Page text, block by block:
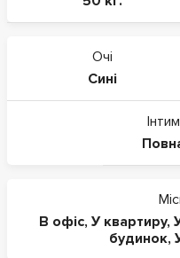
Очі
Сині
В офіс, У квартиру,
будинок,